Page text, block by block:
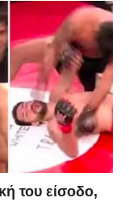
του είσοδο,